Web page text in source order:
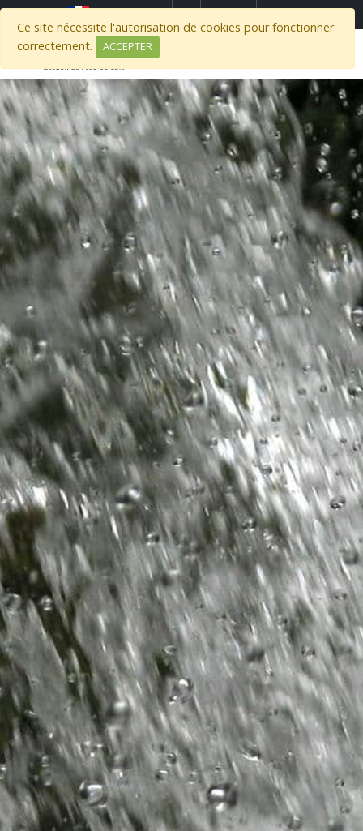
)
Ce site nécessite l'autorisation de cookies pour fonctionner
correctement.
ACCEPTER